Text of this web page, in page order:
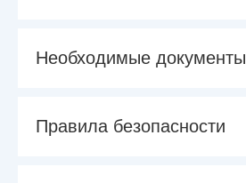
Необходимые документы
Правила безопасности